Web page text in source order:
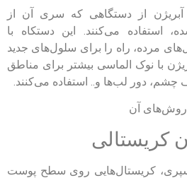
آبریژن از دستگاهی که سری آن از
استفاده می‌کنند. این دستکاه با
مرده، راه‌ را برای سلول‌های جدید
با نوک الماسی بیشتر برای مناطق
دور لب‌ها و.. استفاده می‌کنند.
آن
کریستالی
کریستال‌هایی روی سطح پوست